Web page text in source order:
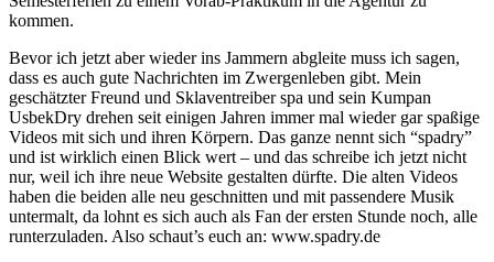
kommen.
Bevor ich jetzt aber wieder ins Jammern abgleite muss ich sagen,
dass es auch gute Nachrichten im Zwergenleben gibt. Mein
geschätzter Freund und Sklaventreiber spa und sein Kumpan
UsbekDry drehen seit einigen Jahren immer mal wieder gar spaßige
Videos mit sich und ihren Körpern. Das ganze nennt sich “spadry”
und ist wirklich einen Blick wert – und das schreibe ich jetzt nicht
nur, weil ich ihre neue Website gestalten dürfte. Die alten Videos
haben die beiden alle neu geschnitten und mit passendere Musik
untermalt, da lohnt es sich auch als Fan der ersten Stunde noch, alle
runterzuladen. Also schaut’s euch an: www.spadry.de